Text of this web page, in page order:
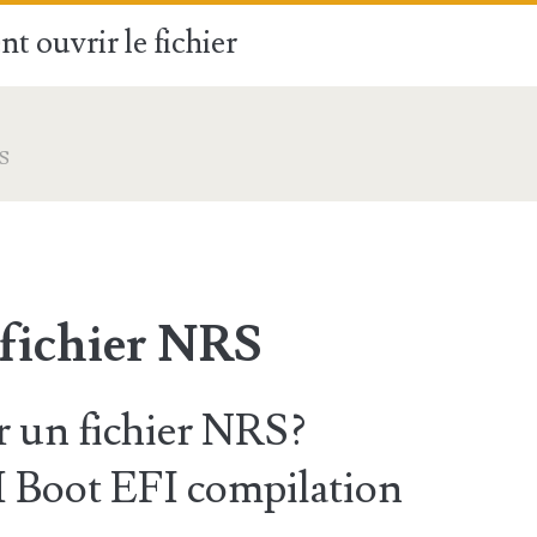
ouvrir le fichier
NRS
fichier NRS?
EFI compilation